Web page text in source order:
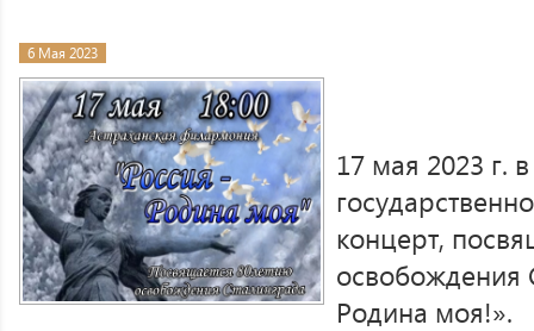
6 Мая 2023
17 мая 2023 г.
концерт,
освобождения
Родина моя!».